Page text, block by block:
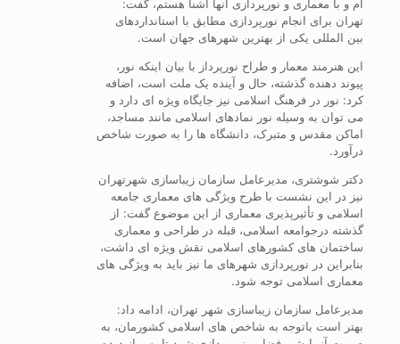
ام و با معماری و نورپردازی آنها آشنا هستم، گفت:
تهران برای انجام نورپردازی مطابق با استانداردهای
بین المللی یکی از بهترین شهرهای جهان است.
این هنرمند معمار و طراح نورپرداز با بیان اینکه نور،
پیوند دهنده گذشته، حال و آینده یک ملت است، اضافه
کرد: نور در فرهنگ اسلامی نیز جایگاه ویژه ای دارد و
می توان به وسیله نور نمادهای اسلامی مانند مساجد،
اماکن مقدس و متبرک، دانشگاه ها را به صورت شاخص
درآورد.
دکتر شوشتری، مدیرعامل سازمان زیباسازی شهرتهران
نیز در این نشست با طرح ویژگی های معماری جامعه
اسلامی و تأثیرپذیری معماری از این موضوع گفت: از
گذشته درجوامعه اسلامی، قبله در طراحی و معماری
ساختمان های کشورهای اسلامی نقش ویژه ای داشت،
بنابراین در نورپردازی شهرهای ما نیز باید به ویژگی های
معماری اسلامی توجه شود.
مدیرعامل سازمان زیباسازی شهر تهران، ادامه داد:
بهتر است باتوجه به شاخص های اسلامی کشورمان، به